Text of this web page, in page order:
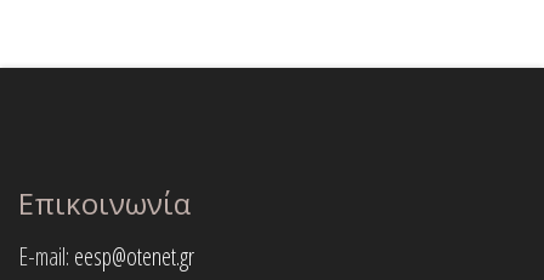
Επικοινωνία
E-mail: eesp@otenet.gr